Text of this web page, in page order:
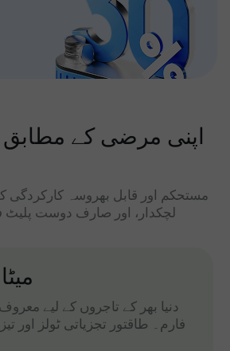
اپنی مرضی کے مطابق
مستحکم اور قابل بھروسہ کارکردگی کے
لچکدار، اور صارف دوست پلیٹ
میٹا
دنیا بھر کے تاجروں کے لیے
فارم۔ طاقتور تجزیاتی ٹولز اور